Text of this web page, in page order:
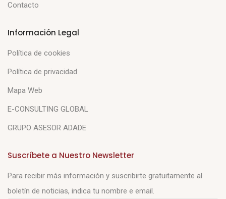
Contacto
Información Legal
Política de cookies
Política de privacidad
Mapa Web
E-CONSULTING GLOBAL
GRUPO ASESOR ADADE
Suscríbete a Nuestro Newsletter
Para recibir más información y suscribirte gratuitamente al
boletín de noticias, indica tu nombre e email.